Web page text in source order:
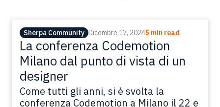
Sherpa Community Dicembre 17, 20245 min read
La conferenza Codemotion
Milano dal punto di vista di un
designer
Come tutti gli anni, si è svolta la
conferenza Codemotion a Milano il 22 e